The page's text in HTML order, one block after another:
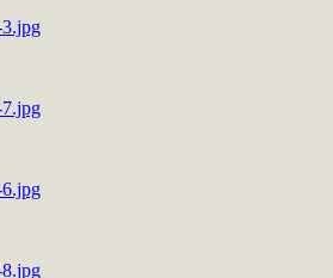
3.jpg
7.jpg
6.jpg
8.jpg